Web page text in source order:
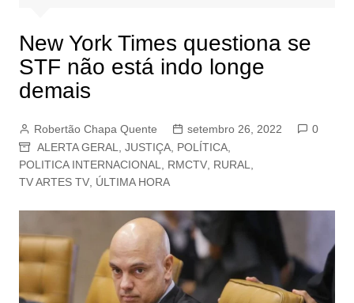
New York Times questiona se
STF não está indo longe
demais
Robertão Chapa Quente setembro 26, 2022
0
ALERTA GERAL
JUSTIÇA, POLÍTICA,
POLITICA INTERNACIONAL
RMCTV, RURAL
TV ARTES TV, ÚLTIMA HORA